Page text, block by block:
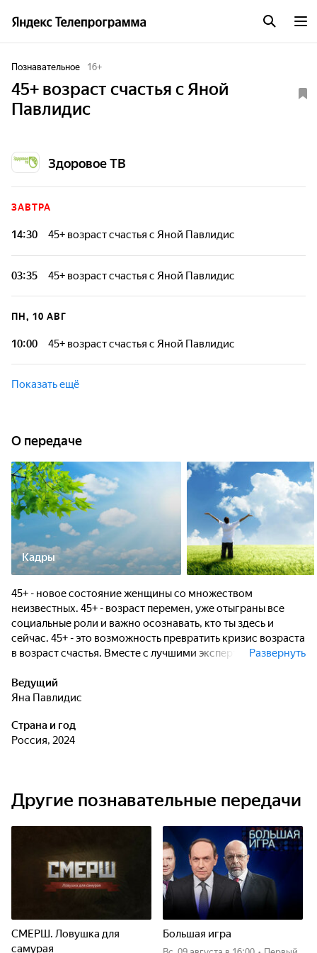
Познавательное 16+
45+ возраст счастья с Яной
Павлидис
Здоровое ТВ
ЗАВТРА
14:30 45+ возраст счастья с Яной Павлидис
03:35 45+ возраст счастья с Яной Павлидис
ПН, 10 АВГ
10:00 45+ возраст счастья с Яной Павлидис
Показать ещё
О передаче
Кадры
45+ - новое состояние женщины со множеством
неизвестных. 45+ - возраст перемен, уже отыграны все
социальные роли и важно осознавать, кто ты здесь и
сейчас. 45+ - это возможность превратить кризис возраста
в возраст счастья. Вместе с лучшими экспертами,
рекомендациями мы расскажем про сохранение красоты
и молодости, про эмоциональную гармонию и
Развернуть
Ведущий
Яна Павлидис
Страна и год
Россия, 2024
Другие познавательные передачи
СМЕРШ. Ловушка для
самурая
Большая игра